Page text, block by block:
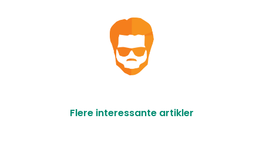
Flere interessante artikler